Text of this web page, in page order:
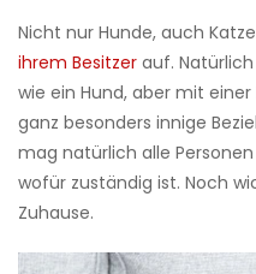
Nicht nur Hunde, auch
ihrem Besitzer auf.
wie ein Hund, aber mit
ganz besonders innige
mag natürlich alle
wofür zuständig ist. Noch
Zuhause.